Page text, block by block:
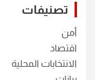
تصنيفات
أمن
اقتصاد
الانتخابات المحلية